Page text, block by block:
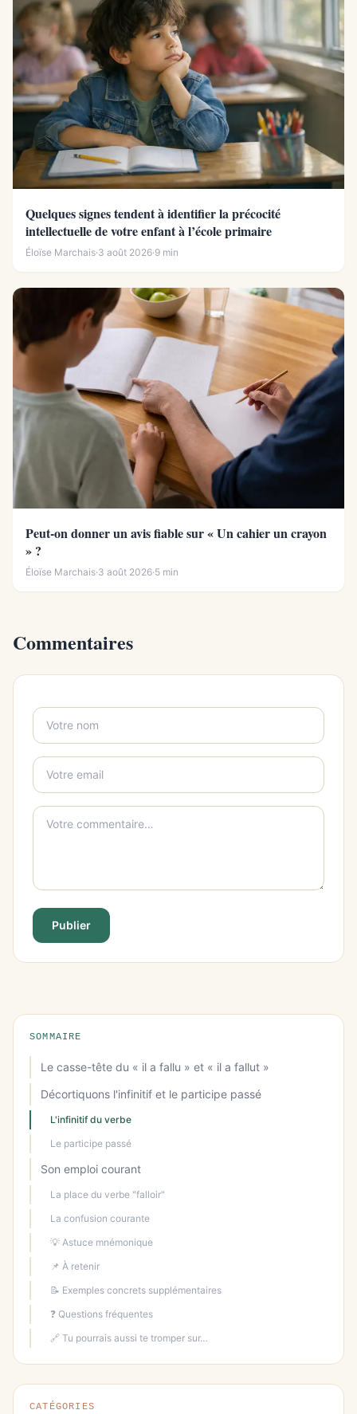
Quelques signes tendent à identifier la précocité
intellectuelle de votre enfant à l’école primaire
Éloïse Marchais·3 août 2026·9 min
Peut-on donner un avis fiable sur « Un cahier un crayon
» ?
Éloïse Marchais·3 août 2026·5 min
Commentaires
Publier
SOMMAIRE
Le casse-tête du « il a fallu » et « il a fallut »
Décortiquons l'infinitif et le participe passé
L'infinitif du verbe
Le participe passé
Son emploi courant
La place du verbe "falloir"
La confusion courante
💡 Astuce mnémonique
📌 À retenir
📝 Exemples concrets supplémentaires
❓ Questions fréquentes
🔗 Tu pourrais aussi te tromper sur…
CATÉGORIES